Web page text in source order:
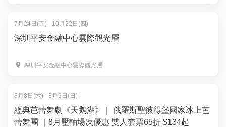
7月24日(五) - 10月22日(四)
深圳平安金融中心雲際觀光層
深圳平安金融中心雲際觀光層
8月8日(六) - 8月9日(日)
經典芭蕾舞劇《天鵝湖》｜ 俄羅斯聖彼得堡國家冰上芭
蕾舞團 ｜8月壓軸場次優惠 雙人套票65折 $134起